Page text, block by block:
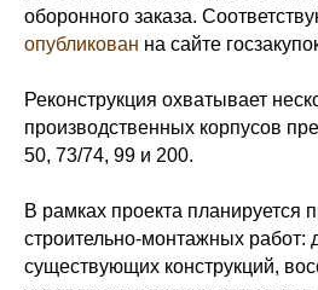
оборонного заказа.
опубликован на сайте
Реконструкция охватывает
производственных корпусов
50, 73/74, 99 и 200.
В рамках проекта планируется
строительно-монтажных работ:
существующих конструкций,